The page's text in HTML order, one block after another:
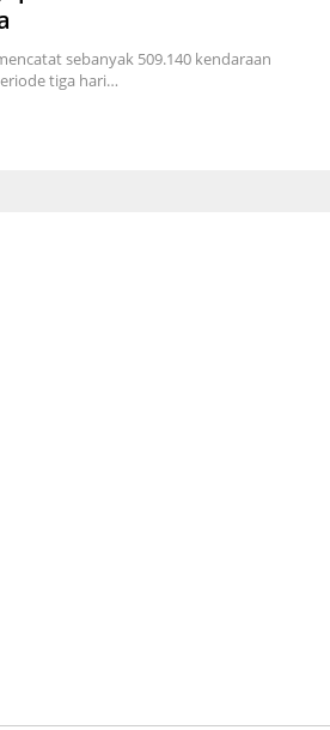
sebanyak 509.140 kendaraan
tiga hari…